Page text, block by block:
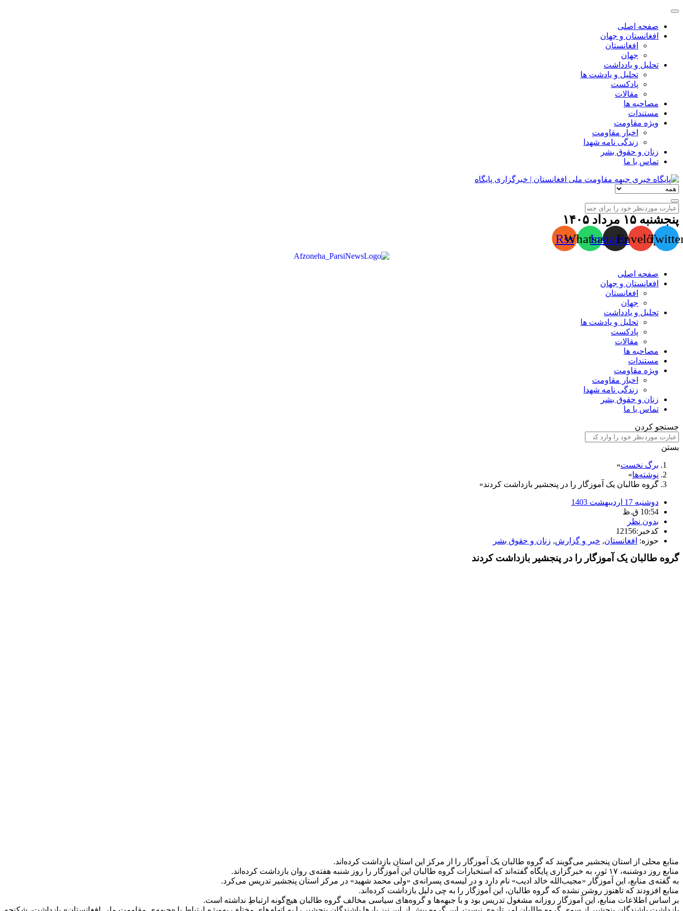
صفحه اصلی
افغانستان و جهان
افغانستان
جهان
تحلیل و یادداشت
تحلیل و یادشت ها
پادکست
مقالات
مصاحبه ها
مستندات
ویژه مقاومت
اخبار مقاومت
زندگی نامه شهدا
زنان و حقوق بشر
تماس با ما
پنجشنبه ۱۵ مرداد ۱۴۰۵
Envelope
Instagram
Whatsapp
Rss
صفحه اصلی
افغانستان و جهان
افغانستان
جهان
تحلیل و یادداشت
تحلیل و یادشت ها
پادکست
مقالات
مصاحبه ها
مستندات
ویژه مقاومت
اخبار مقاومت
زندگی نامه شهدا
زنان و حقوق بشر
تماس با ما
جستجو کردن
بستن
برگ نخست
نوشته‌ها
گروه طالبان یک آموزگار را در پنجشیر بازداشت کردند
دوشنبه 17 اردیبهشت 1403
10:54 ق.ظ
بدون نظر
کدخبر:12156
حوزه: افغانستان, خبر و گزارش, زنان و حقوق بشر
گروه طالبان یک آموزگار را در پنجشیر بازداشت کردند
منابع محلی از استان پنجشیر می‌گویند که گروه طالبان یک آموزگار را از مرکز این استان بازداشت کرده‌اند.
منابع روز دوشنبه، ۱۷ ثور، به خبرگزاری پایگاه گفته‌اند که استخبارات گروه طالبان این آموزگار را روز شنبه هفته‌ی روان بازداشت کرده‌اند.
به گفته‌ی منابع، این آموزگار «مجیب‌الله خالد ادیب» نام دارد و در لیسه‌ی پسرانه‌ی «ولی محمد شهید» در مرکز استان پنجشیر تدریس می‌کرد.
منابع افزودند که تاهنوز روشن نشده که گروه طالبان، این آموزگار را به چی دلیل بازداشت کرده‌اند.
بر اساس اطلاعات منابع، این آموزگار روزانه مشغول تدریس بود و با جبهه‌ها و گروه‌های سیاسی مخالف گروه طالبان هیچ‌گونه ارتباطِ نداشته است.